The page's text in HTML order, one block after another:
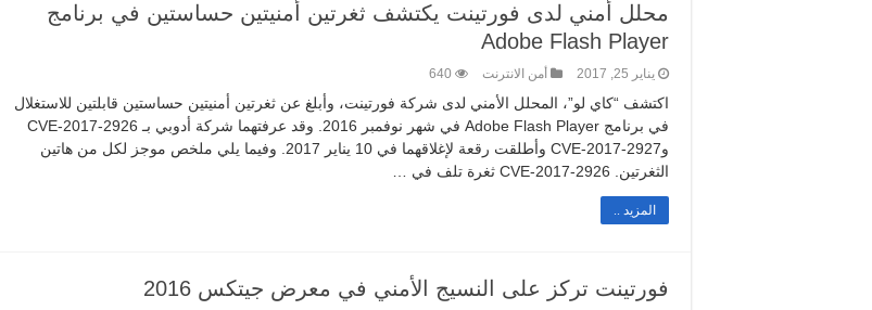
محلل أمني لدى فورتينت يكتشف ثغرتين أمنيتين حساستين في برنامج
Adobe Flash Player
يناير 25, 2017 أمن الانترنت 640
اكتشف “كاي لو”، المحلل الأمني لدى شركة فورتينت، وأبلغ عن ثغرتين أمنيتين حساستين قابلتين للاستغلال
في برنامج Adobe Flash Player في شهر نوفمبر 2016. وقد عرفتهما شركة أدوبي بـ CVE-2017-2926
وCVE-2017-2927 وأطلقت رقعة لإغلاقهما في 10 يناير 2017. وفيما يلي ملخص موجز لكل من هاتين
الثغرتين. CVE-2017-2926 ثغرة تلف في …
المزيد ..
فورتينت تركز على النسيج الأمني في معرض جيتكس 2016